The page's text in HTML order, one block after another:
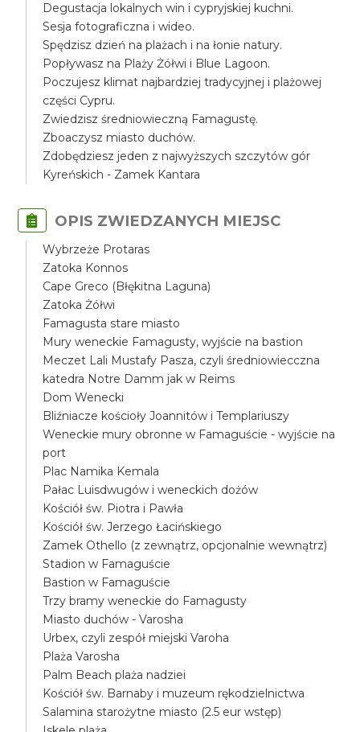
Degustacja lokalnych win i cypryjskiej kuchni.
Sesja fotograficzna i wideo.
Spędzisz dzień na plażach i na łonie natury.
Popływasz na Plaży Żółwi i Blue Lagoon.
Poczujesz klimat najbardziej tradycyjnej i plażowej
części Cypru.
Zwiedzisz średniowieczną Famagustę.
Zboaczysz miasto duchów.
Zdobędziesz jeden z najwyższych szczytów gór
Kyreńskich - Zamek Kantara
OPIS ZWIEDZANYCH MIEJSC
Wybrzeże Protaras
Zatoka Konnos
Cape Greco (Błękitna Laguna)
Zatoka Żółwi
Famagusta stare miasto
Mury weneckie Famagusty, wyjście na bastion
Meczet Lali Mustafy Pasza, czyli średniowiecczna
katedra Notre Damm jak w Reims
Dom Wenecki
Bliźniacze kościoły Joannitów i Templariuszy
Weneckie mury obronne w Famaguście - wyjście na
port
Plac Namika Kemala
Pałac Luisdwugów i weneckich dożów
Kościół św. Piotra i Pawła
Kościół św. Jerzego Łacińskiego
Zamek Othello (z zewnątrz, opcjonalnie wewnątrz)
Stadion w Famaguście
Bastion w Famaguście
Trzy bramy weneckie do Famagusty
Miasto duchów - Varosha
Urbex, czyli zespół miejski Varoha
Plaża Varosha
Palm Beach plaża nadziei
Kościół św. Barnaby i muzeum rękodzielnictwa
Salamina starożytne miasto (2.5 eur wstęp)